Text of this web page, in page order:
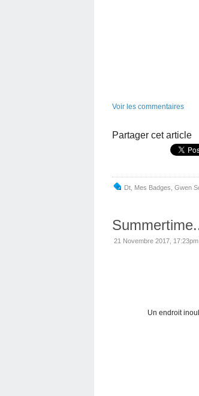
Voir les commentaires
Partager cet article
Dt Mes Badges Gwen
21 Novembre 2017, 17:23pm
Un endroit